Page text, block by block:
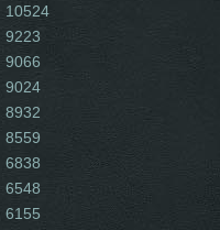
10524
9223
9066
9024
8932
8559
6838
6548
6155